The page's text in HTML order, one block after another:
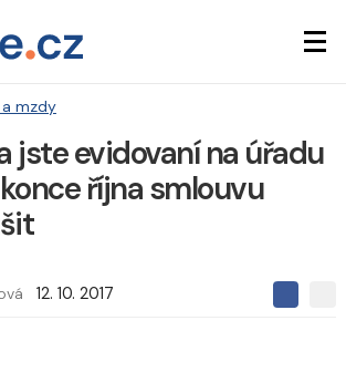
mzdy
jste evidovaní na úřadu
října smlouvu
12. 10. 2017
SS